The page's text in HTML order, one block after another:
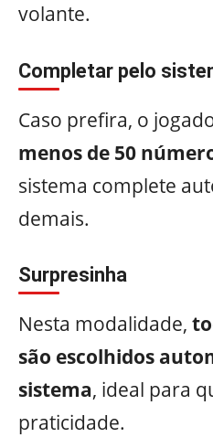
volante.
Completar pelo
Caso prefira, o
menos de 50
sistema complete
demais.
Surpresinha
Nesta modalidade,
são escolhidos
sistema, ideal para
praticidade.